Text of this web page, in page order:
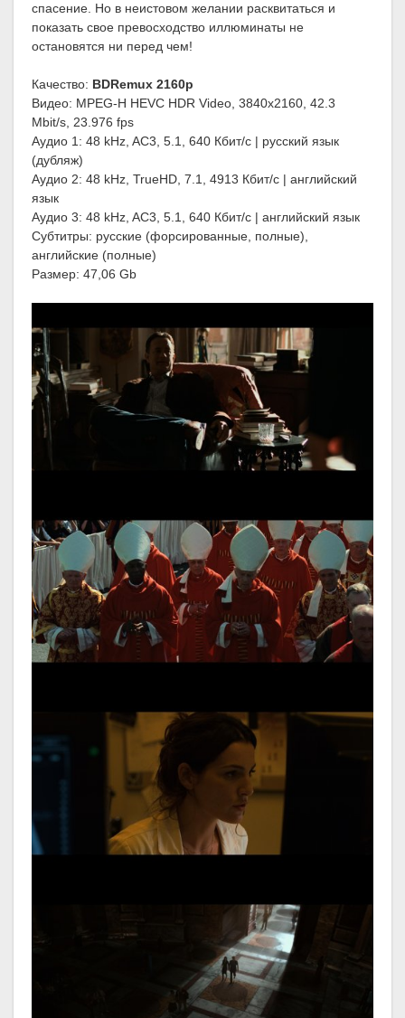
спасение. Но в неистовом желании расквитаться и
показать свое превосходство иллюминаты не
остановятся ни перед чем!
Качество: BDRemux 2160p
Видео: MPEG-H HEVC HDR Video, 3840x2160, 42.3
Mbit/s, 23.976 fps
Аудио 1: 48 kHz, AC3, 5.1, 640 Кбит/с | русский язык
(дубляж)
Аудио 2: 48 kHz, TrueHD, 7.1, 4913 Кбит/с | английский
язык
Аудио 3: 48 kHz, AC3, 5.1, 640 Кбит/с | английский язык
Субтитры: русские (форсированные, полные),
английские (полные)
Размер: 47,06 Gb